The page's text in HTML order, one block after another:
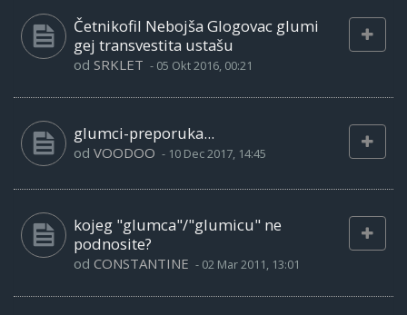
Četnikofil Nebojša Glogovac glumi
gej transvestita ustašu
od SRKLET - 05 Okt 2016, 00:21
glumci-preporuka...
od VOODOO - 10 Dec 2017, 14:45
kojeg "glumca"/"glumicu" ne
podnosite?
od CONSTANTINE - 02 Mar 2011, 13:01